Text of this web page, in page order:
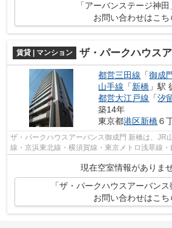
「アーバンステージ神
お問い合わせはこち
賃貸 | マンション ザ・パークハウスア
都営三田線 「御成
山手線 「新橋 」駅
都営大江戸線 「汐
築14年
東京都港区新橋６
ザ・パークハウスアーバンス御成門 新橋は、JR山の手線・東海道緯線・常磐
線・京浜東北線・横須賀線・東京メトロ浅草線
現在空室情報がありませ
「ザ・パークハウスアーバン
お問い合わせはこち